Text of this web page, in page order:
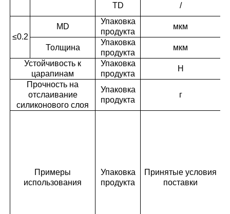
TD
/
≤0.2
MD
Упаковка
продукта
мкм
Толщина
Упаковка
продукта
мкм
Устойчивость к
царапинам
Упаковка
продукта
H
Прочность на
отслаивание
силиконового слоя
Упаковка
продукта
г
Примеры
использования
Упаковка
продукта
Принятые условия
поставки